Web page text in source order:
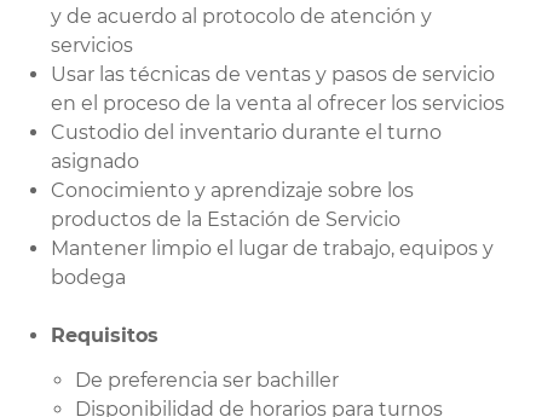
y de acuerdo al protocolo de atención y
servicios
Usar las técnicas de ventas y pasos de servicio
en el proceso de la venta al ofrecer los servicios
Custodio del inventario durante el turno
asignado
Conocimiento y aprendizaje sobre los
productos de la Estación de Servicio
Mantener limpio el lugar de trabajo, equipos y
bodega
Requisitos
De preferencia ser bachiller
Disponibilidad de horarios para turnos